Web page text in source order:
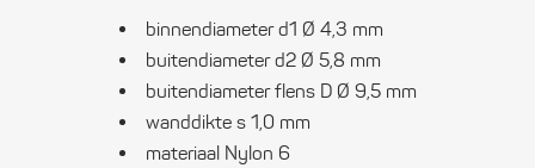
binnendiameter d1 Ø 4,3 mm
buitendiameter d2 Ø 5,8 mm
buitendiameter flens D Ø 9,5 mm
wanddikte s 1,0 mm
materiaal Nylon 6